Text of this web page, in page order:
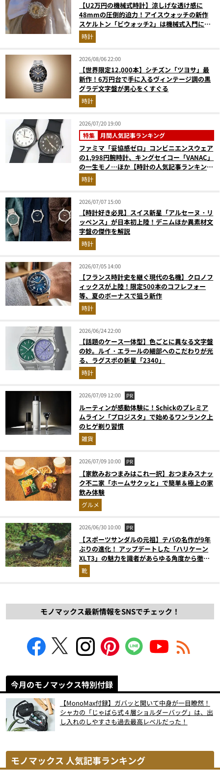
【U2万円の機械式時計】涼しげな透け感に
48mmの圧倒的迫力！アイスウォッチの新作
スケルトン「ビウォッチ2」は機械式入門にも
最適な一本
時計
2026/08/06 22:00
【世界限定12,000本】シチズン「ツヨサ」最
新作！6万円台で手に入るヴィンテージ調の黒
グラデ文字盤が男心をくすぐる
時計
2026/07/20 19:00
特集 月間人気記事ランキング
ファミマ「妥協感ゼロ」コンビニエンスウェア
の1,998円腕時計、キングセイコー「VANAC」
の一生モノ…ほか【時計の人気記事ランキング
ベスト3】（2026年6月版）
時計
2026/07/07 15:00
【時計好き必見】スイス新星「アルセーヌ・リ
ッペンス」が日本初上陸！デニムほか異素材文
字盤の傑作を解説
時計
2026/07/05 14:00
【フランス時計史を継ぐ現代の名機】クロノフ
ィックスが上陸！限定500本のコフレフォー
等、夏のボーナスで狙う新作
時計
2026/06/24 22:00
【話題のケース一体型】色ごとに異なる文字盤
の妙。ルイ・エラールの細部へのこだわりが光
る、ラグスポの新星「2340」
時計
2026/07/09 12:00 PR
ルーティンが感動体験に！Schickのプレミア
ムライン「プロジスタ」で始めるワンランク上
のヒゲ剃り習慣
雑貨
2026/07/09 10:00 PR
【家飲みおつまみはこれ一択】おつまみスナッ
ク不二家「ホームサクッと」で簡単＆極上の家
飲み体験
グルメ
2026/06/30 10:00 PR
【スポーツサンダルの元祖】テバの名作が9年
ぶりの進化！ アップデートした「ハリケーン
XLT3」の魅力を識者があらゆる角度から徹底
解説！
靴
モノマックス最新情報をSNSでチェック！
今月のモノマックス特別付録
【MonoMax付録】ガバッと開いて中身が一目瞭然！
シャカの「じゃばら式４層ショルダーバッグ」は、出
し入れのしやすさも過去最高レベルだった！
モノマックス 人気記事ランキング